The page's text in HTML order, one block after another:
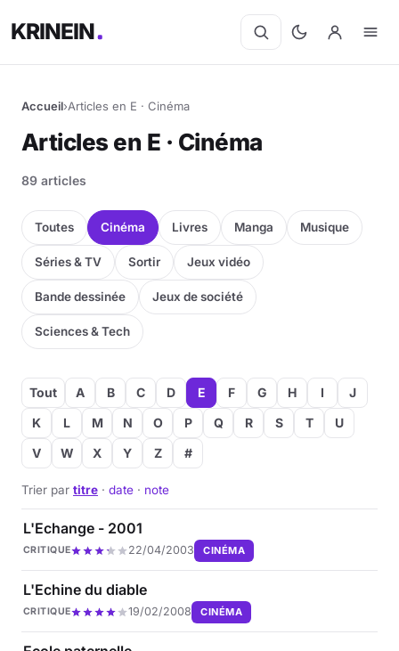
KRINEIN
Accueil›Articles en E · Cinéma
Articles en E · Cinéma
89 articles
Toutes Cinéma Livres Manga Musique
Séries & TV Sortir Jeux vidéo
Bande dessinée Jeux de société
Sciences & Tech
Tout A B C D E F G H I
J
K
L M N O P Q R S T
U
V
W X Y Z #
Trier par titre · date · note
L'Echange - 2001
CRITIQUE 22/04/2003 CINÉMA
L'Echine du diable
CRITIQUE 19/02/2008 CINÉMA